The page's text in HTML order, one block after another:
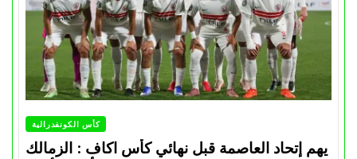
كأس الكونفدرالية
يهم إتحاد العاصمة قبل نهائي كأس اكاف : الزمالك